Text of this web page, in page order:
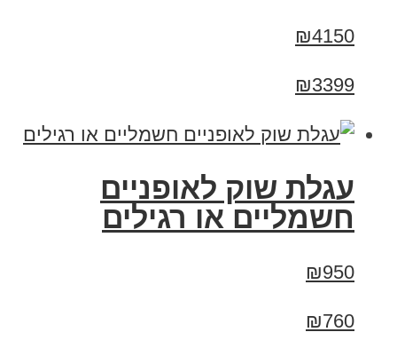
₪4150
₪3399
עגלת שוק לאופניים
חשמליים או רגילים
₪950
₪760